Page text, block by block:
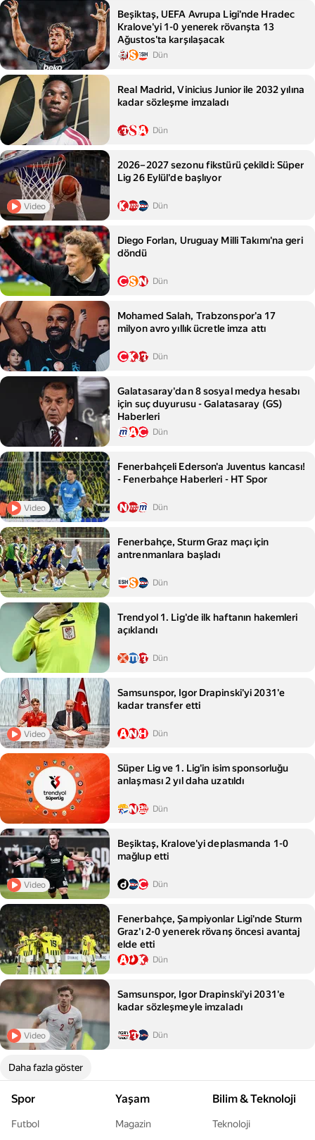
Beşiktaş, UEFA Avrupa Ligi'nde Hradec
Kralove'yi 1-0 yenerek rövanşta 13
Ağustos'ta karşılaşacak
Dün
Real Madrid, Vinicius Junior ile 2032 yılına
kadar sözleşme imzaladı
Dün
Video
2026–2027 sezonu fikstürü çekildi: Süper
Lig 26 Eylül'de başlıyor
Dün
Diego Forlan, Uruguay Milli Takımı'na geri
döndü
Dün
Mohamed Salah, Trabzonspor'a 17
milyon avro yıllık ücretle imza attı
Dün
Galatasaray'dan 8 sosyal medya hesabı
için suç duyurusu - Galatasaray (GS)
Haberleri
Dün
Video
Fenerbahçeli Ederson'a Juventus kancası!
- Fenerbahçe Haberleri - HT Spor
Dün
Fenerbahçe, Sturm Graz maçı için
antrenmanlara başladı
Dün
Trendyol 1. Lig'de ilk haftanın hakemleri
açıklandı
Dün
Video
Samsunspor, Igor Drapinski'yi 2031'e
kadar transfer etti
Dün
Süper Lig ve 1. Lig'in isim sponsorluğu
anlaşması 2 yıl daha uzatıldı
Dün
Video
Beşiktaş, Kralove'yi deplasmanda 1-0
mağlup etti
Dün
Fenerbahçe, Şampiyonlar Ligi'nde Sturm
Graz'ı 2-0 yenerek rövanş öncesi avantaj
elde etti
Dün
Video
Samsunspor, Igor Drapinski'yi 2031'e
kadar sözleşmeyle imzaladı
Dün
Daha fazla göster
Spor
Futbol
Yaşam
Magazin
Bilim & Teknoloji
Teknoloji